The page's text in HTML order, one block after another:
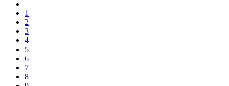
1
2
3
4
5
6
7
8